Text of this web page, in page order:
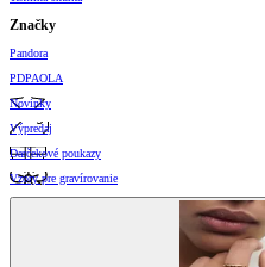
Značky
Pandora
PDPAOLA
Novinky
Výpredaj
Darčekové poukazy
Vzory pre gravírovanie